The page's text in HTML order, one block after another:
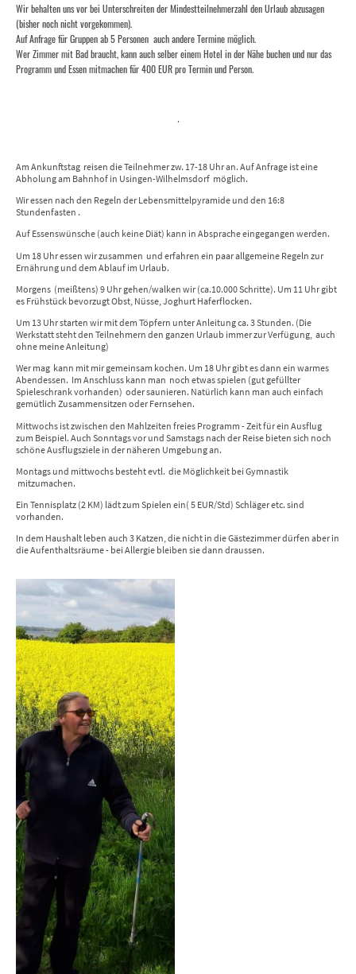
Wir behalten uns vor bei Unterschreiten der Mindestteilnehmerzahl den Urlaub abzusagen
(bisher noch nicht vorgekommen).
Auf Anfrage für Gruppen ab 5 Personen auch andere Termine möglich.
Wer Zimmer mit Bad braucht, kann auch selber einem Hotel in der Nähe buchen und nur das
Programm und Essen mitmachen für 400 EUR pro Termin und Person.
.
Am Ankunftstag reisen die Teilnehmer zw. 17-18 Uhr an. Auf Anfrage ist eine
Abholung am Bahnhof in Usingen-Wilhelmsdorf möglich.
Wir essen nach den Regeln der Lebensmittelpyramide und den 16:8
Stundenfasten .
Auf Essenswünsche (auch keine Diät) kann in Absprache eingegangen werden.
Um 18 Uhr essen wir zusammen und erfahren ein paar allgemeine Regeln zur
Ernährung und dem Ablauf im Urlaub.
Morgens (meißtens) 9 Uhr gehen/walken wir (ca.10.000 Schritte). Um 11 Uhr gibt
es Frühstück bevorzugt Obst, Nüsse, Joghurt Haferflocken.
Um 13 Uhr starten wir mit dem Töpfern unter Anleitung ca. 3 Stunden. (Die
Werkstatt steht den Teilnehmern den ganzen Urlaub immer zur Verfügung, auch
ohne meine Anleitung)
Wer mag kann mit mir gemeinsam kochen. Um 18 Uhr gibt es dann ein warmes
Abendessen. Im Anschluss kann man noch etwas spielen (gut gefüllter
Spieleschrank vorhanden) oder saunieren. Natürlich kann man auch einfach
gemütlich Zusammensitzen oder Fernsehen.
Mittwochs ist zwischen den Mahlzeiten freies Programm - Zeit für ein Ausflug
zum Beispiel. Auch Sonntags vor und Samstags nach der Reise bieten sich noch
schöne Ausflugsziele in der näheren Umgebung an.
Montags und mittwochs besteht evtl. die Möglichkeit bei Gymnastik
mitzumachen.
Ein Tennisplatz (2 KM) lädt zum Spielen ein( 5 EUR/Std) Schläger etc. sind
vorhanden.
In dem Haushalt leben auch 3 Katzen, die nicht in die Gästezimmer dürfen aber in
die Aufenthaltsräume - bei Allergie bleiben sie dann draussen.